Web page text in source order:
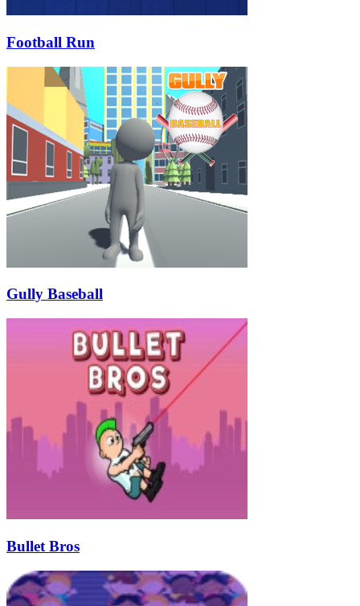
Football Run
Gully Baseball
Bullet Bros